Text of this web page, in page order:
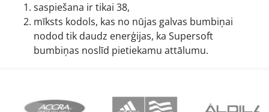
saspiešana ir tikai 38,
mīksts kodols, kas no nūjas galvas bumbiņai
nodod tik daudz enerģijas, ka Supersoft
bumbiņas noslīd pietiekamu attālumu.